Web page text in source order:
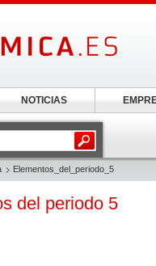
Elementos_del_periodo_5
del periodo 5
NOTICIAS